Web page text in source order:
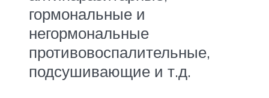
гормональные и
негормональные
противовоспалительные,
подсушивающие и т.д.